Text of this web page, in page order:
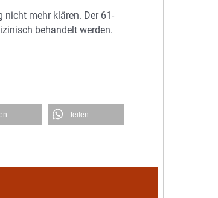
mehr klären. Der 61-
behandelt werden.
teilen